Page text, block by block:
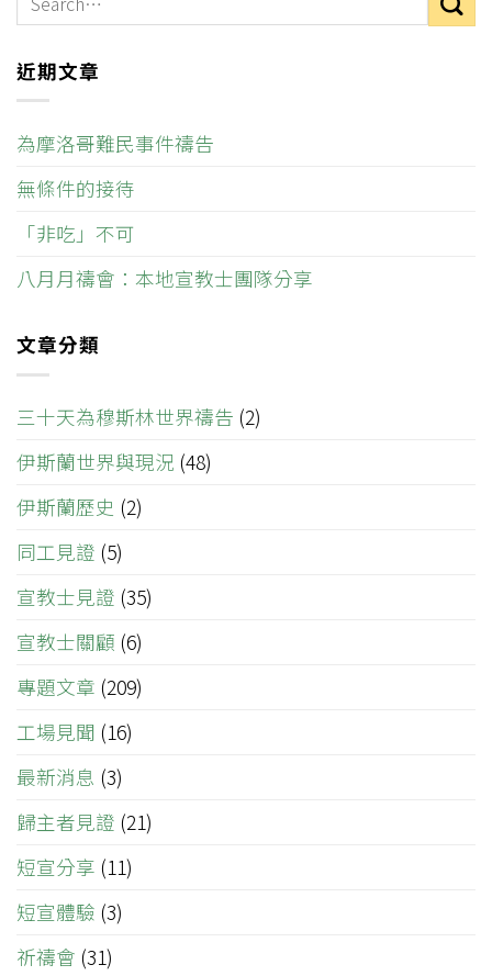
近期文章
為摩洛哥難民事件禱告
無條件的接待
「非吃」不可
八月月禱會：本地宣教士團隊分享
文章分類
三十天為穆斯林世界禱告 (2)
伊斯蘭世界與現況 (48)
伊斯蘭歷史 (2)
同工見證 (5)
宣教士見證 (35)
宣教士關顧 (6)
專題文章 (209)
工場見聞 (16)
最新消息 (3)
歸主者見證 (21)
短宣分享 (11)
短宣體驗 (3)
祈禱會 (31)